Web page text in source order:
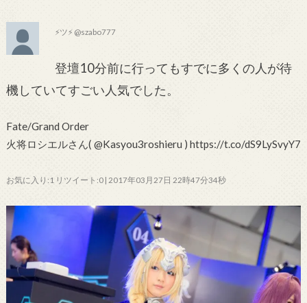
⚡ツ⚡ @szabo777
登壇10分前に行ってもすでに多くの人が待
機していてすごい人気でした。
Fate/Grand Order
火将ロシエルさん( @Kasyou3roshieru ) https://t.co/dS9LySvyY7
お気に入り:1 リツイート:0 | 2017年03月27日 22時47分34秒